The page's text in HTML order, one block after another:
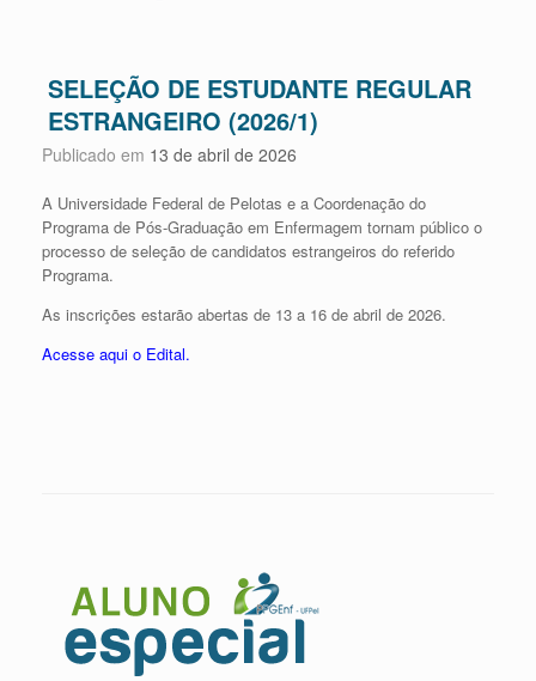
SELEÇÃO DE ESTUDANTE REGULAR
ESTRANGEIRO (2026/1)
Publicado em 13 de abril de 2026
A Universidade Federal de Pelotas e a Coordenação do
Programa de Pós-Graduação em Enfermagem tornam público o
processo de seleção de candidatos estrangeiros do referido
Programa.
As inscrições estarão abertas de 13 a 16 de abril de 2026.
Acesse aqui o Edital.